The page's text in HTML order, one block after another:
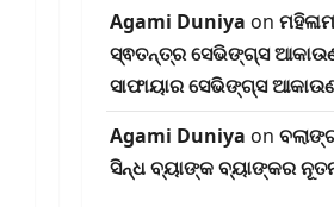
Agami Duniya on
ସ୍ଵତନ୍ତ୍ର ସେଭିଙ୍ଗ୍‌ସ
ସାଫାୟାର ସେଭିଙ୍ଗ୍‌ସ
Agami Duniya on
ସିନ୍ଧ ବ୍ୟାଙ୍କ ବ୍ୟାଙ୍କର